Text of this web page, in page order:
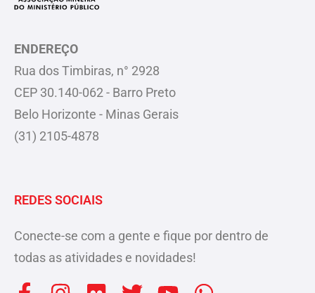
ENDEREÇO
Rua dos Timbiras, n° 2928
CEP 30.140-062 - Barro Preto
Belo Horizonte - Minas Gerais
(31) 2105-4878
REDES SOCIAIS
Conecte-se com a gente e fique por dentro de
todas as atividades e novidades!